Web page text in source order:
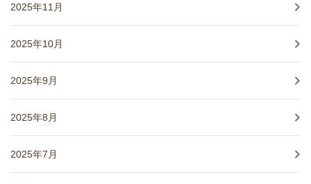
2025年11月
2025年10月
2025年9月
2025年8月
2025年7月